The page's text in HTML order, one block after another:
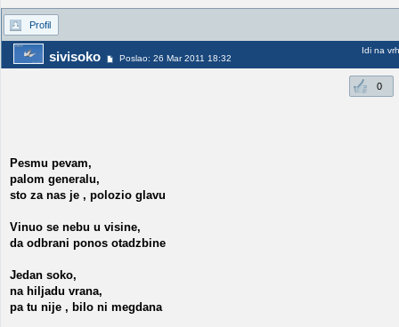
Profil
sivisoko Poslao: 26 Mar 2011 18:32
Idi na vrh
0
Pesmu pevam,
palom generalu,
sto za nas je , polozio glavu
Vinuo se nebu u visine,
da odbrani ponos otadzbine
Jedan soko,
na hiljadu vrana,
pa tu nije , bilo ni megdana